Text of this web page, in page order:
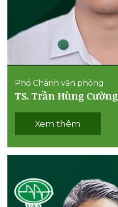
Phó Chánh văn phòng
TS. Trần Hùng Cường
Xem thêm